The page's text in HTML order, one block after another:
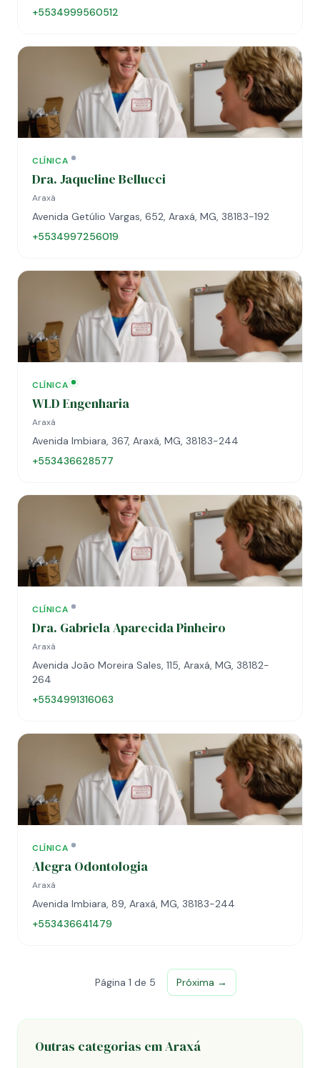
+5534999560512
CLÍNICA
Dra. Jaqueline Bellucci
Araxá
Avenida Getúlio Vargas, 652, Araxá, MG, 38183-192
+5534997256019
CLÍNICA
WLD Engenharia
Araxá
Avenida Imbiara, 367, Araxá, MG, 38183-244
+553436628577
CLÍNICA
Dra. Gabriela Aparecida Pinheiro
Araxá
Avenida João Moreira Sales, 115, Araxá, MG, 38182-
264
+5534991316063
CLÍNICA
Alegra Odontologia
Araxá
Avenida Imbiara, 89, Araxá, MG, 38183-244
+553436641479
Página 1 de 5 Próxima →
Outras categorias em Araxá